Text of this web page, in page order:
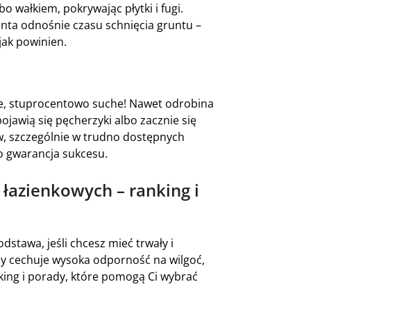
wałkiem, pokrywając płytki i fugi.
odnośnie czasu schnięcia gruntu –
powinien.
stuprocentowo suche! Nawet odrobina
się pęcherzyki albo zacznie się
szczególnie w trudno dostępnych
gwarancja sukcesu.
– ranking i
jeśli chcesz mieć trwały i
cechuje wysoka odporność na wilgoć,
i porady, które pomogą Ci wybrać